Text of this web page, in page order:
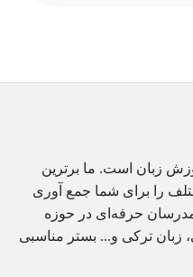
زبان است. ما برترین
را برای شما جمع آوری
مدرسان حرفه‌ای در حوزه
زبان ترکی و... بستر مناسبی